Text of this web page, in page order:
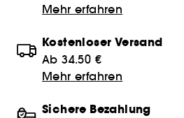
Mehr erfahren
Kostenloser Versand
Ab 34.50 €
Mehr erfahren
Sichere Bezahlung